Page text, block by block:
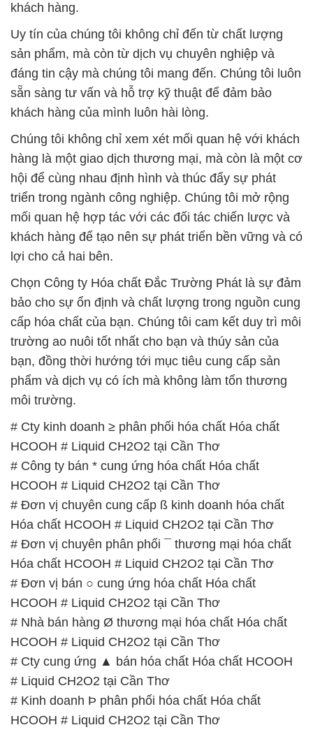
khách hàng.
Uy tín của chúng tôi không chỉ đến từ chất lượng
sản phẩm, mà còn từ dịch vụ chuyên nghiệp và
đáng tin cậy mà chúng tôi mang đến. Chúng tôi luôn
sẵn sàng tư vấn và hỗ trợ kỹ thuật để đảm bảo
khách hàng của mình luôn hài lòng.
Chúng tôi không chỉ xem xét mối quan hệ với khách
hàng là một giao dịch thương mại, mà còn là một cơ
hội để cùng nhau định hình và thúc đẩy sự phát
triển trong ngành công nghiệp. Chúng tôi mở rộng
mối quan hệ hợp tác với các đối tác chiến lược và
khách hàng để tạo nên sự phát triển bền vững và có
lợi cho cả hai bên.
Chọn Công ty Hóa chất Đắc Trường Phát là sự đảm
bảo cho sự ổn định và chất lượng trong nguồn cung
cấp hóa chất của bạn. Chúng tôi cam kết duy trì môi
trường ao nuôi tốt nhất cho bạn và thúy sản của
bạn, đồng thời hướng tới mục tiêu cung cấp sản
phẩm và dịch vụ có ích mà không làm tổn thương
môi trường.
# Cty kinh doanh ≥ phân phối hóa chất Hóa chất
HCOOH # Liquid CH2O2 tại Cần Thơ
# Công ty bán * cung ứng hóa chất Hóa chất
HCOOH # Liquid CH2O2 tại Cần Thơ
# Đơn vị chuyên cung cấp ß kinh doanh hóa chất
Hóa chất HCOOH # Liquid CH2O2 tại Cần Thơ
# Đơn vị chuyên phân phối ¯ thương mại hóa chất
Hóa chất HCOOH # Liquid CH2O2 tại Cần Thơ
# Đơn vị bán ○ cung ứng hóa chất Hóa chất
HCOOH # Liquid CH2O2 tại Cần Thơ
# Nhà bán hàng Ø thương mại hóa chất Hóa chất
HCOOH # Liquid CH2O2 tại Cần Thơ
# Cty cung ứng ▲ bán hóa chất Hóa chất HCOOH
# Liquid CH2O2 tại Cần Thơ
# Kinh doanh Þ phân phối hóa chất Hóa chất
HCOOH # Liquid CH2O2 tại Cần Thơ